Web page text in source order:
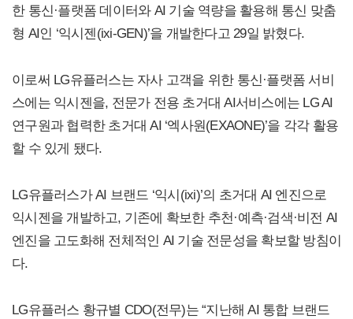
한 통신·플랫폼 데이터와 AI 기술 역량을 활용해 통신 맞춤
형 AI인 ‘익시젠(ixi-GEN)’을 개발한다고 29일 밝혔다.
이로써 LG유플러스는 자사 고객을 위한 통신·플랫폼 서비
스에는 익시젠을, 전문가 전용 초거대 AI서비스에는 LG AI
연구원과 협력한 초거대 AI ‘엑사원(EXAONE)’을 각각 활용
할 수 있게 됐다.
LG유플러스가 AI 브랜드 ‘익시(ixi)’의 초거대 AI 엔진으로
익시젠을 개발하고, 기존에 확보한 추천·예측·검색·비전 AI
엔진을 고도화해 전체적인 AI 기술 전문성을 확보할 방침이
다.
LG유플러스 황규별 CDO(전무)는 “지난해 AI 통합 브랜드